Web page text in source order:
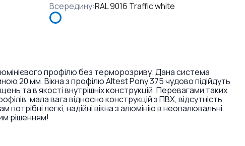
Всередину:RAL 9016 Traffic white
профілю без терморозриву. Дана система
20 мм. Вікна з профілю Altest Pony 375 чудово підійдуть
та в якості внутрішніх конструкцій. Перевагами таких
мала вага відносно конструкцій з ПВХ, відсутність
легкі, надійні вікна з алюмінію в неопалювальні
рішенням!